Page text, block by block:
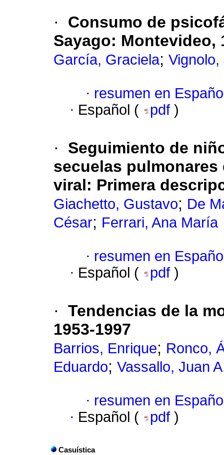
·
Consumo de
Sayago: Montevideo,
García, Graciela; Vignolo,
· resumen en
· Español ( pdf )
·
Seguimiento de
secuelas
viral: Primera
Giachetto, Gustavo; De
César; Ferrari, Ana María
· resumen en
· Español ( pdf )
· Tendencias de la
1953-1997
Barrios, Enrique; Ronco,
Eduardo; Vassallo, Juan
· resumen en
· Español ( pdf )
Casuística